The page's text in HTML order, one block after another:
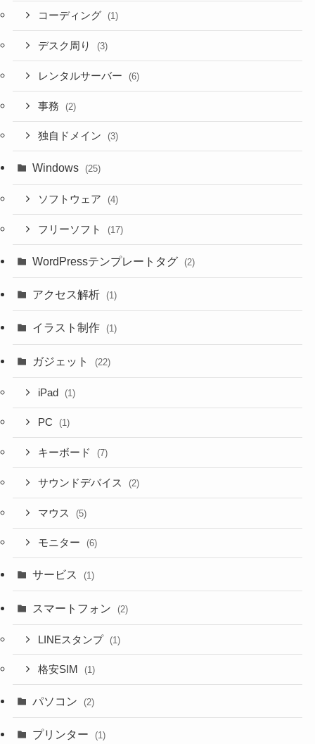
コーディング (1)
デスク周り (3)
レンタルサーバー (6)
事務 (2)
独自ドメイン (3)
Windows (25)
ソフトウェア (4)
フリーソフト (17)
WordPressテンプレートタグ (2)
アクセス解析 (1)
イラスト制作 (1)
ガジェット (22)
iPad (1)
PC (1)
キーボード (7)
サウンドデバイス (2)
マウス (5)
モニター (6)
サービス (1)
スマートフォン (2)
LINEスタンプ (1)
格安SIM (1)
パソコン (2)
プリンター (1)